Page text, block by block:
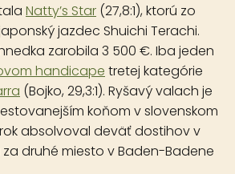
Natty’s Star (27,8:1), ktorú zo
jazdec Shuichi Terachi.
zarobila 3 500 €. Iba jeden
handicape tretej kategórie
(Bojko, 29,3:1). Ryšavý valach je
koňom v slovenskom
absolvoval deväť dostihov v
druhé miesto v Baden-Badene